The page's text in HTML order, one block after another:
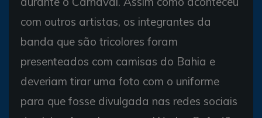
com outros artistas, os integrantes da
banda que são tricolores foram
presenteados com camisas do Bahia e
deveriam tirar uma foto com o uniforme
para que fosse divulgada nas redes sociais